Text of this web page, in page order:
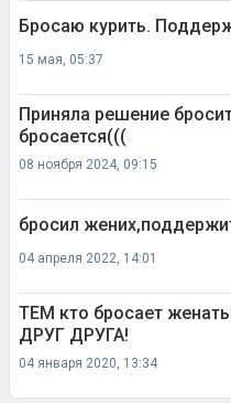
Бросаю курить.
15 мая, 05:37
Приняла решение
бросается(((
08 ноября 2024, 09:15
бросил
04 апреля 2022, 14:01
ТЕМ кто бросает
ДРУГ ДРУГА!
04 января 2020, 13:34